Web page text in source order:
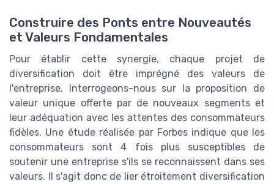
Construire des Ponts entre Nouveautés
et Valeurs Fondamentales
Pour établir cette synergie, chaque projet de
diversification doit être imprégné des valeurs de
l'entreprise. Interrogeons-nous sur la proposition de
valeur unique offerte par de nouveaux segments et
leur adéquation avec les attentes des consommateurs
fidèles. Une étude réalisée par Forbes indique que les
consommateurs sont 4 fois plus susceptibles de
soutenir une entreprise s'ils se reconnaissent dans ses
valeurs. Il s'agit donc de lier étroitement diversification